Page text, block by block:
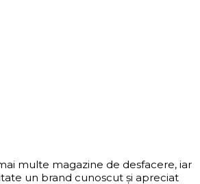
multe magazine de desfacere, iar
un brand cunoscut și apreciat